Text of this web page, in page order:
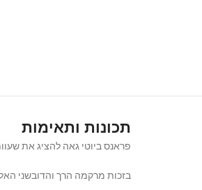
תכונות ותאימות
פראנס ביוטי גאה להציג את
בזכות מרקמה הרך והדובשני